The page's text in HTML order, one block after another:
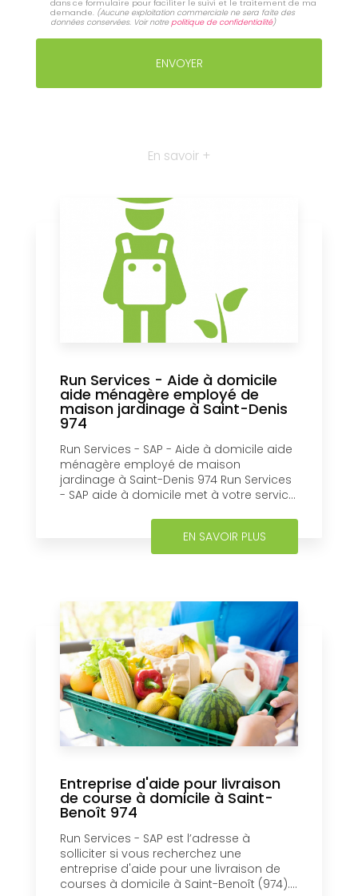
dans ce formulaire pour faciliter le suivi et le traitement de ma
demande. (Aucune exploitation commerciale ne sera faite des
données conservées. Voir notrepolitique de confidentialité)
En savoir +
Run Services - Aide à domicile
aide ménagère employé de
maison jardinage à Saint-Denis
974
Run Services - SAP - Aide à domicile aide
ménagère employé de maison
jardinage à Saint-Denis 974 Run Services
- SAP aide à domicile met à votre servic...
EN SAVOIR PLUS
Entreprise d'aide pour livraison
de course à domicile à Saint-
Benoît 974
Run Services - SAP est l’adresse à
solliciter si vous recherchez une
entreprise d'aide pour une livraison de
courses à domicile à Saint-Benoît (974)....